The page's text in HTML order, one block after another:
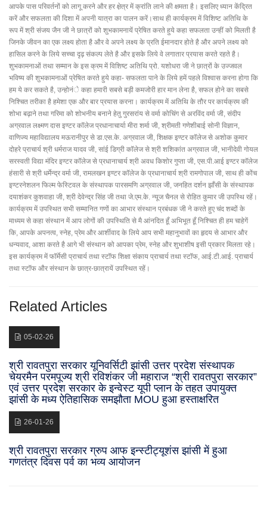
आपके पास परिवर्तनों को लागू करने और हर क्षे़त्र में क्रांति लाने की क्षमता है। इसलिए ध्यान केंद्रित
करें और सफलता की दिशा में अपनी यात्रा का पालन करें।साथ ही कार्यक्रम में विशिष्ट अतिथि के
रूप में श्री संजय जैन जी ने छात्रों को शुभकामनायें प्रेषित करते हुये कहा सफलता उन्हीं को मिलती है
जिनके जीवन का एक लक्ष्य होता है और वे अपने लक्ष्य के प्रति ईमानदार होते है और अपने लक्ष्य को
हासिल करने के लिये सच्चा दृढ़ संकल्प लेते है और इसके लिये वे लगातार प्रयास करते रहते है।
शुभकामनाओं तथा सम्मान के इस क्रम में विशिष्ट अतिथि प्रो. यशोधरा जी ने छात्रों के उज्जवल
भविष्य की शुभकामनाओं प्रेषित करते हुये कहा- सफलता पाने के लिये हमें पहले विश्वास करना होगा कि
हम ये कर सकते है, उन्होनंे कहा हमारी सबसे बड़ी कमजोरी हार मान लेना है, सफल होने का सबसे
निश्चित तरीका है हमेशा एक और बार प्रयास करना। कार्यक्रम में अतिथि के तौर पर कार्यक्रम की
शोभा बढ़ाने तथा गरिमा को शोभनीय बनाने हेतु गुरसरांय से वर्मा कोचिंग से अरविंद वर्मा जी, संदीप
अग्रवाल लक्ष्मण दास इण्टर कॉलेज प्रधानाचार्या मीरा शर्मा जी, श्रीमती गणेशीबाई सोनी विज्ञान,
वाणिज्य महाविद्यालय मऊरानीपुर से डा.एस.के. अग्रवाल जी, शिक्षक इण्टर कॉलेज से अशोक कुमार
दोहरे प्राचार्य श्री धर्मराज यादव जी, सांई डिग्री कॉलेज से श्री शशिकांत अग्रवाल जी, भानीदेवी गोयल
सरस्वती विद्या मंदिर इण्टर कॉलेज से प्रधानाचार्य श्री अवध किशोर गुप्ता जी, एस.पी.आई इण्टर कॉलेज
हंसारी से श्री धर्मेन्द्र वर्मा जी, रामलखन इण्टर कॉलेज के प्रधानाचार्य श्री रामगोपाल जी, साथ ही कोंच
इण्टरनेशलन फिल्म फेस्टिवल के संस्थापक पारसमणि अग्रवाल जी, जनहित दर्शन झाँसी के संस्थापक
दयाशंकर कुशवाहा जी, श्री देवेन्द्र सिंह जी तथा जे.एम.के. न्यूज चैनल से रोहित कुमार जी उपस्थि रहें।
कार्यक्रम में उपस्थित सभी सम्मानित गणों का आभार संस्थान प्रबंधक जी ने करते हुए चंद शब्दों के
माध्यम से कहा संस्थान में आप लोगों की उपस्थिति से मै आंनदित हूँ अभिभूत हूँ निश्चित ही हम चाहेगें
कि, आपके अपनत्व, स्नेह, प्रेम और आर्शीवाद के लिये आप सभी महानुभावों का हृदय से आभार और
धन्यवाद, आशा करते है आगे भी संस्थान को आपका प्रेम, स्नेह और शुभाशीष इसी प्रकार मिलता रहे।
इस कार्यक्रम में फॉर्मेसी प्राचार्य तथा स्टॉफ शिक्षा संकाय प्राचार्य तथा स्टॉफ, आई.टी.आई. प्राचार्य
तथा स्टॉफ और संस्थान के छात्र-छात्रायें उपस्थित रहें।
Related Articles
05-02-26
श्री रावतपुरा सरकार यूनिवर्सिटी झांसी उत्तर प्रदेश संस्थापक
चेयरमैन परमपूज्य श्री रविशंकर जी महाराज “श्री रावतपुरा सरकार”
एवं उत्तर प्रदेश सरकार के इन्वेस्ट यूपी प्लान के तहत उपायुक्त
झांसी के मध्य ऐतिहासिक समझौता MOU हुआ हस्ताक्षरित
26-01-26
श्री रावतपुरा सरकार ग्रुप आफ इन्स्टीट्यूशंस झांसी में हुआ
गणतंत्र दिवस पर्व का भव्य आयोजन